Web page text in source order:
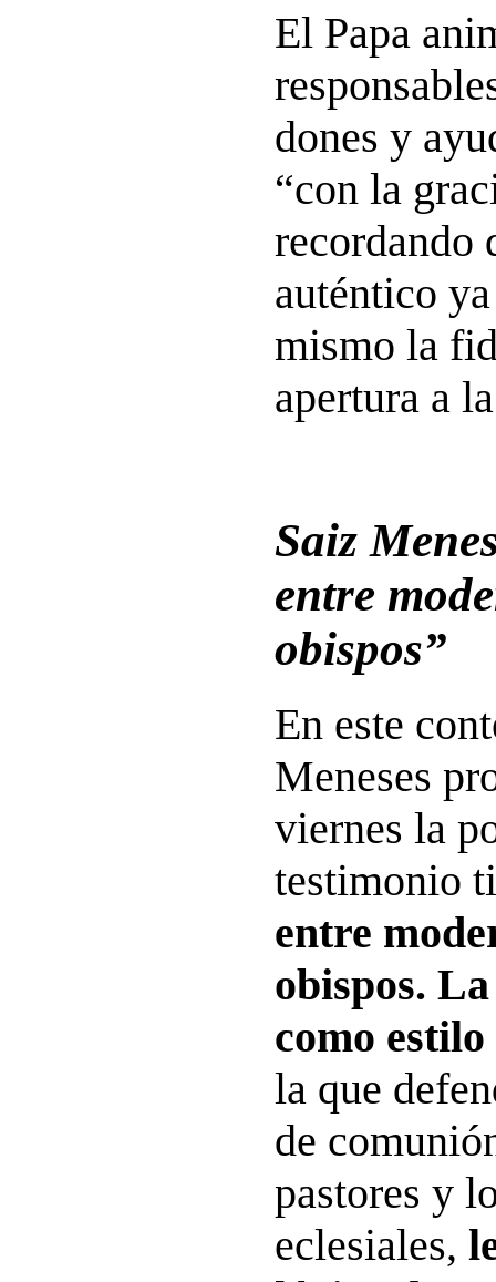
El Papa
dones y
“con la
recordando
auténtico
mismo la
apertura a
Saiz
entre
obispos”
En este
Meneses
viernes la
testimonio
entre
obispos.
como
la que
de
pastores y
eclesiales,